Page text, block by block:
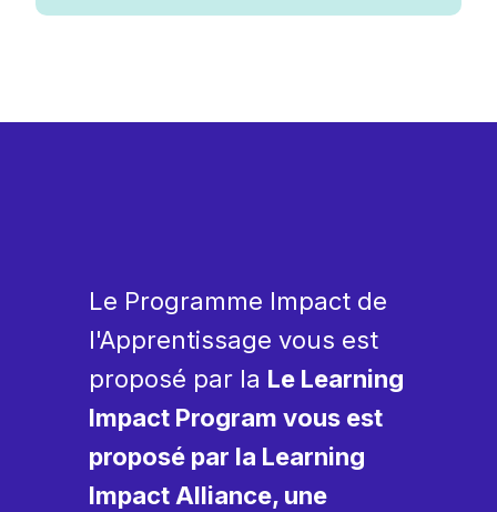
Le Programme Impact de
l'Apprentissage vous est
proposé par la Le Learning
Impact Program vous est
proposé par la Learning
Impact Alliance, une